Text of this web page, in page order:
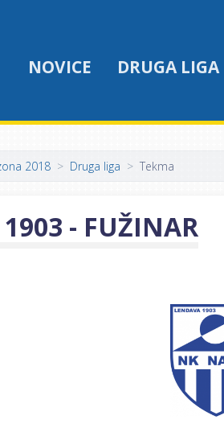
NOVICE DRUGA LIGA
2018 Druga liga Tekma
- FUŽINAR